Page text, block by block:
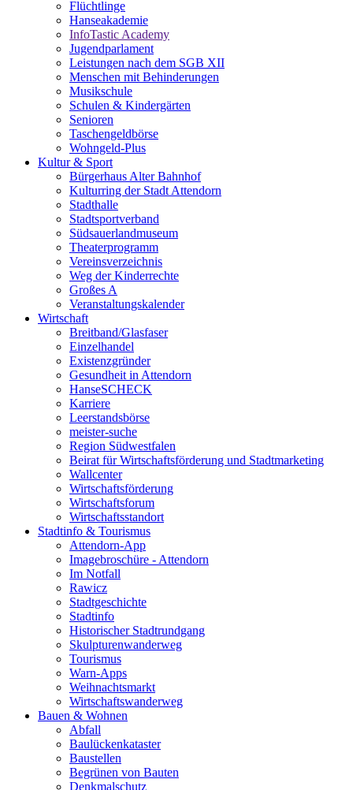
Flüchtlinge
Hanseakademie
InfoTastic Academy
Jugendparlament
Leistungen nach dem SGB XII
Menschen mit Behinderungen
Musikschule
Schulen & Kindergärten
Senioren
Taschengeldbörse
Wohngeld-Plus
Kultur & Sport
Bürgerhaus Alter Bahnhof
Kulturring der Stadt Attendorn
Stadthalle
Stadtsportverband
Südsauerlandmuseum
Theaterprogramm
Vereinsverzeichnis
Weg der Kinderrechte
Großes A
Veranstaltungskalender
Wirtschaft
Breitband/Glasfaser
Einzelhandel
Existenzgründer
Gesundheit in Attendorn
HanseSCHECK
Karriere
Leerstandsbörse
meister-suche
Region Südwestfalen
Beirat für Wirtschaftsförderung und Stadtmarketing
Wallcenter
Wirtschaftsförderung
Wirtschaftsforum
Wirtschaftsstandort
Stadtinfo & Tourismus
Attendorn-App
Imagebroschüre - Attendorn
Im Notfall
Rawicz
Stadtgeschichte
Stadtinfo
Historischer Stadtrundgang
Skulpturenwanderweg
Tourismus
Warn-Apps
Weihnachtsmarkt
Wirtschaftswanderweg
Bauen & Wohnen
Abfall
Baulückenkataster
Baustellen
Begrünen von Bauten
Denkmalschutz